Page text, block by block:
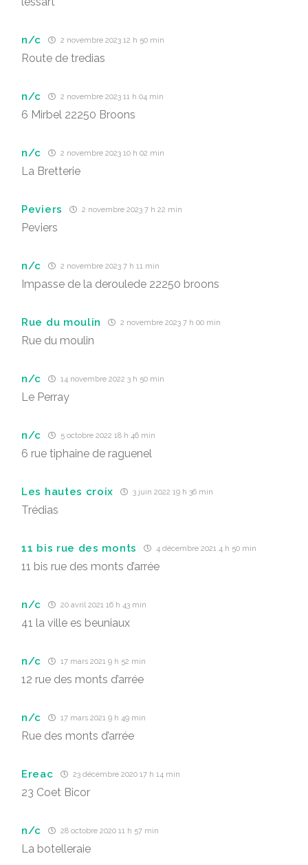
n/c 2 novembre 2023 12 h 50 min
Route de tredias
n/c 2 novembre 2023 11 h 04 min
6 Mirbel 22250 Broons
n/c 2 novembre 2023 10 h 02 min
La Bretterie
Peviers 2 novembre 2023 7 h 22 min
Peviers
n/c 2 novembre 2023 7 h 11 min
Impasse de la deroulede 22250 broons
Rue du moulin 2 novembre 2023 7 h 00 min
Rue du moulin
n/c 14 novembre 2022 3 h 50 min
Le Perray
n/c 5 octobre 2022 18 h 46 min
6 rue tiphaine de raguenel
Les hautes croix 3 juin 2022 19 h 36 min
Trédias
11 bis rue des monts 4 décembre 2021 4 h 50 min
11 bis rue des monts d’arrée
n/c 20 avril 2021 16 h 43 min
41 la ville es beuniaux
n/c 17 mars 2021 9 h 52 min
12 rue des monts d’arrée
n/c 17 mars 2021 9 h 49 min
Rue des monts d’arrée
Ereac 23 décembre 2020 17 h 14 min
23 Coet Bicor
n/c 28 octobre 2020 11 h 57 min
La botelleraie